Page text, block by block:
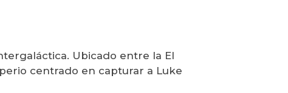
Ubicado entre la El
centrado en capturar a Luke